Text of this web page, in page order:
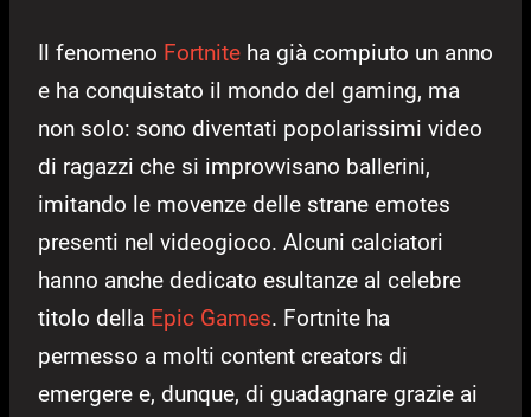
Il fenomeno Fortnite ha già compiuto un anno
e ha conquistato il mondo del gaming, ma
non solo: sono diventati popolarissimi video
di ragazzi che si improvvisano ballerini,
imitando le movenze delle strane emotes
presenti nel videogioco. Alcuni calciatori
hanno anche dedicato esultanze al celebre
titolo della Epic Games. Fortnite ha
permesso a molti content creators di
emergere e, dunque, di guadagnare grazie ai